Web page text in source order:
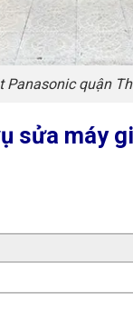
Panasonic quận
sửa máy